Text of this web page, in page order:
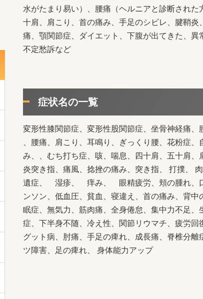
水がたまり易い）、腰痛（ヘルニアと診断され
十肩、肩こり、首の痛み、手足のシビレ、腱鞘
痛、顎関節症、ダイエット、下腹が出てきた、
不定愁訴など
症状名の一覧
変形性膝関節症、変形性股関節症、坐骨神経痛
、腰痛、肩こり、耳鳴り、ぎっくり腰、花粉症
み、、むち打ち症、咳、喘息、四十肩、五十肩
炎突き指、痛風、捻挫の痛み、突き指、 打撲、
遺症、 湿疹、 痒み、 眼精疲労、頬の腫れ、
ンソン、低血圧、貧血、寝違え、首の痛み、背
眠症、無気力、筋肉痛、全身倦怠、集中力不足
症、下半身不随、冷え性、関節リウマチ、疲労
グット病、肘痛、手足の痺れ、成長痛、脊椎分
ツ障害、足の痺れ、 身体能力アップ